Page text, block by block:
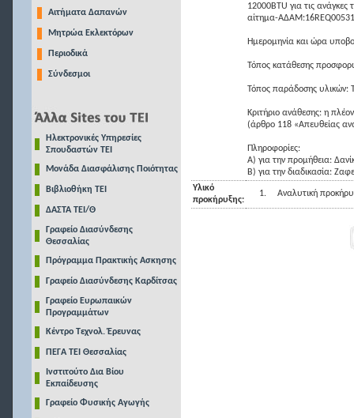
Αιτήματα Δαπανών
Μητρώα Εκλεκτόρων
Περιοδικά
Σύνδεσμοι
Ηλεκτρονικές Υπηρεσίες
Σπουδαστών ΤΕΙ
Μονάδα Διασφάλισης Ποιότητας
Βιβλιοθήκη ΤΕΙ
ΔΑΣΤΑ ΤΕΙ/Θ
Γραφείο Διασύνδεσης
Θεσσαλίας
Πρόγραμμα Πρακτικής Ασκησης
Γραφείο Διασύνδεσης Καρδίτσας
Γραφείο Ευρωπαικών
Προγραμμάτων
Κέντρο Τεχνολ. Έρευνας
ΠΕΓΑ ΤΕΙ Θεσσαλίας
Ινστιτούτο Δια Βίου
Εκπαίδευσης
Γραφείο Φυσικής Αγωγής
12000BTU για τις
αίτημα-
Ημερομηνία και ώρα
Τόπος κατάθεσης
Τόπος παράδοσης υλικών:
Κριτήριο ανάθεσης: η
(άρθρο 118 «Απευθείας
Πληροφορίες:
Α) για την προμήθεια:
Β) για την διαδικασία:
Υλικό
προκήρυξης:
1. Αναλυτική